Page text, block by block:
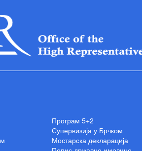
Програм 5+2
Супервизија у Брчком
Мостарска декларација